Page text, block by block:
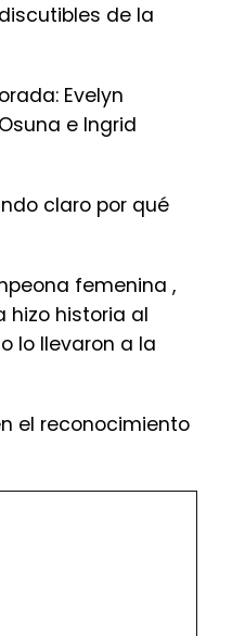
de la
Evelyn
e Ingrid
claro por qué
femenina ,
hizo historia al
lo llevaron a la
el reconocimiento